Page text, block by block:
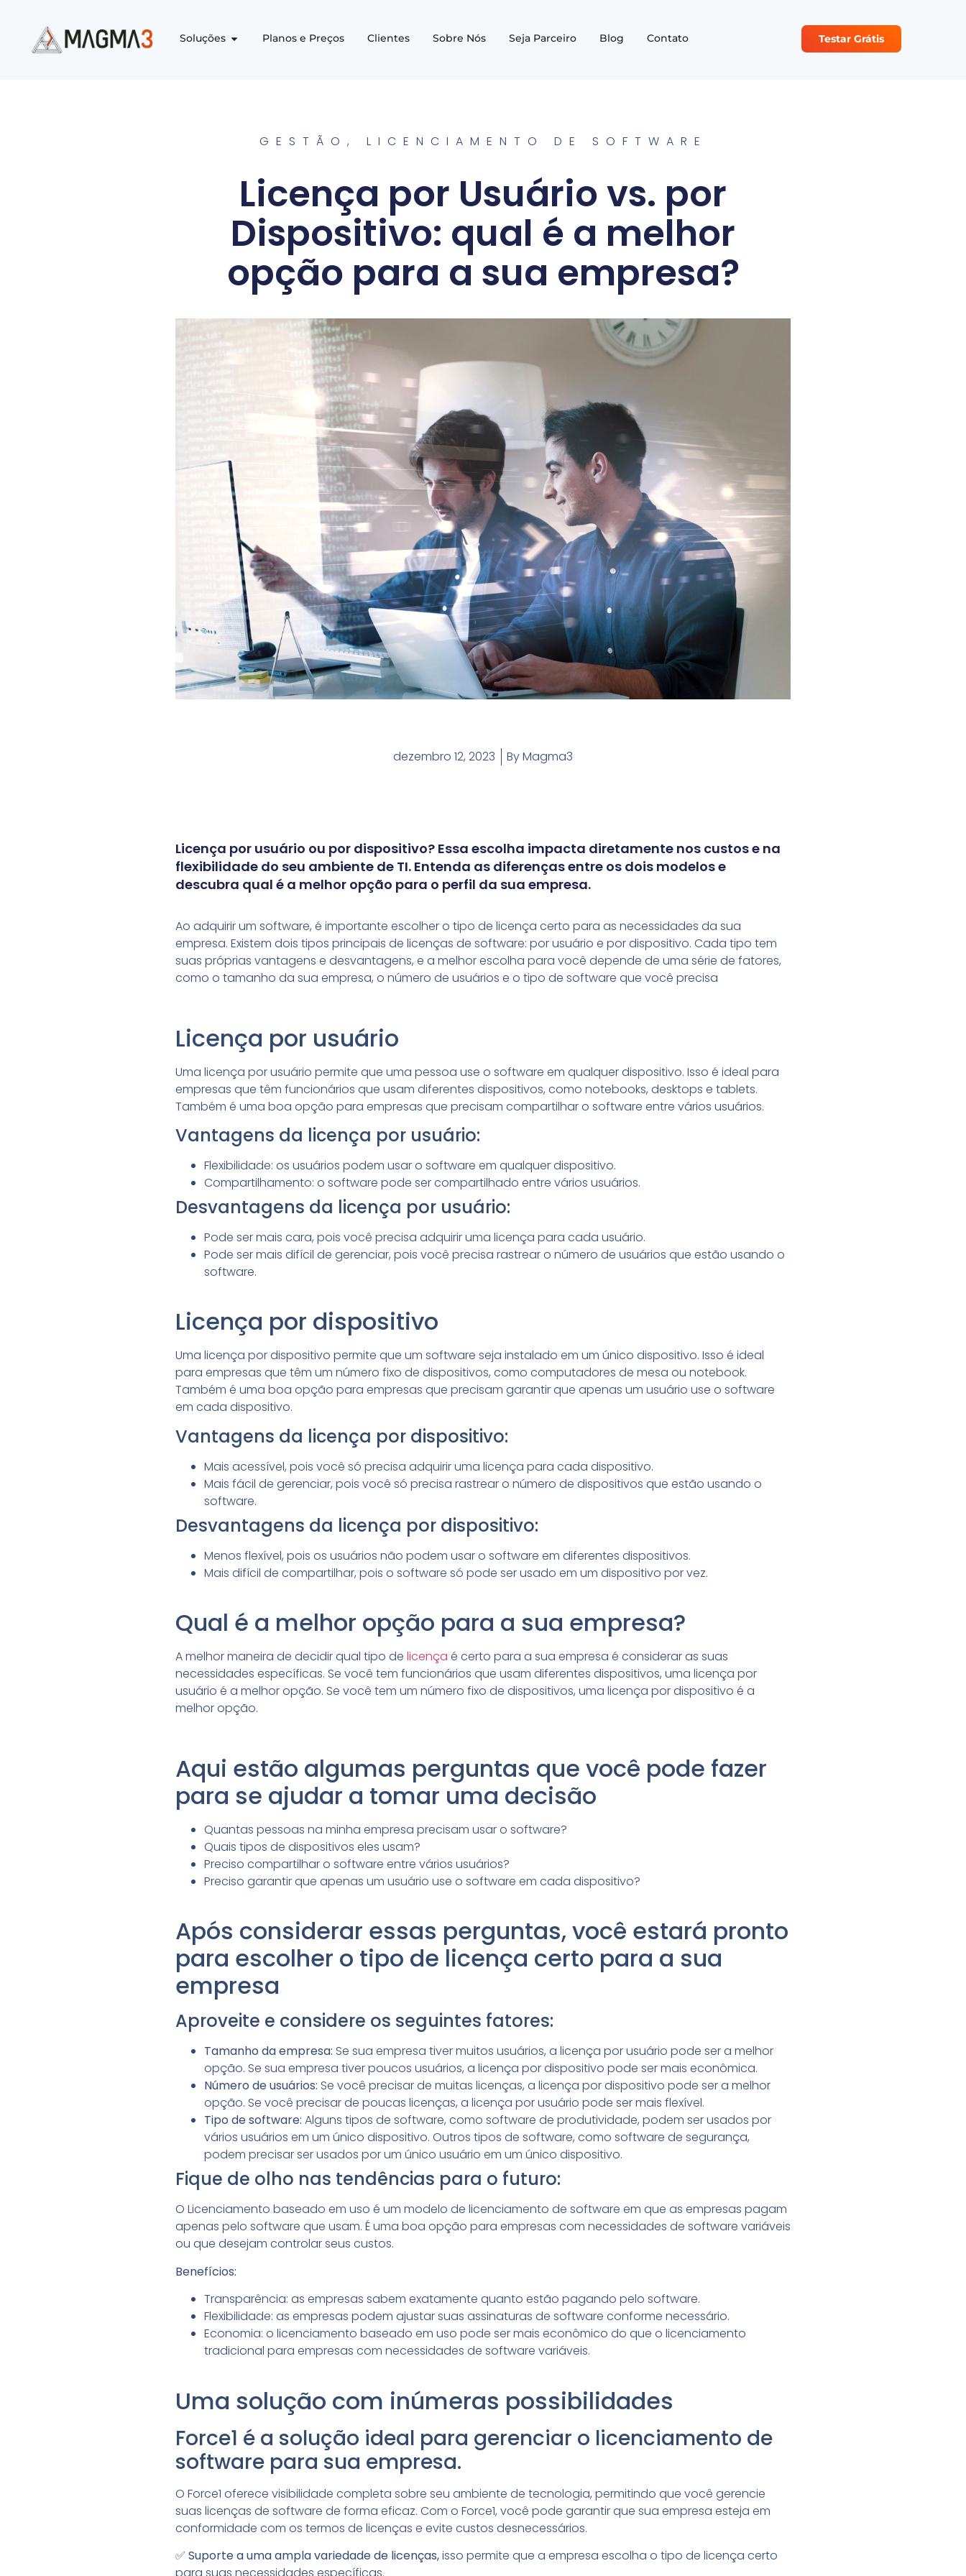
Soluções Planos e Preços Clientes Sobre Nós Seja Parceiro Blog Contato Testar Grátis
GESTÃO , LICENCIAMENTO DE SOFTWARE
Licença por Usuário vs. por
Dispositivo: qual é a melhor
opção para a sua empresa?
dezembro 12, 2023 ByMagma3
Licença por usuário ou por dispositivo? Essa escolha impacta diretamente nos custos e na
flexibilidade do seu ambiente de TI. Entenda as diferenças entre os dois modelos e
descubra qual é a melhor opção para o perfil da sua empresa.
Ao adquirir um software, é importante escolher o tipo de licença certo para as necessidades da sua
empresa. Existem dois tipos principais de licenças de software: por usuário e por dispositivo. Cada tipo tem
suas próprias vantagens e desvantagens, e a melhor escolha para você depende de uma série de fatores,
como o tamanho da sua empresa, o número de usuários e o tipo de software que você precisa
Licença por usuário
Uma licença por usuário permite que uma pessoa use o software em qualquer dispositivo. Isso é ideal para
empresas que têm funcionários que usam diferentes dispositivos, como notebooks, desktops e tablets.
Também é uma boa opção para empresas que precisam compartilhar o software entre vários usuários.
Vantagens da licença por usuário:
Flexibilidade: os usuários podem usar o software em qualquer dispositivo.
Compartilhamento: o software pode ser compartilhado entre vários usuários.
Desvantagens da licença por usuário:
Pode ser mais cara, pois você precisa adquirir uma licença para cada usuário.
Pode ser mais difícil de gerenciar, pois você precisa rastrear o número de usuários que estão usando o
software.
Licença por dispositivo
Uma licença por dispositivo permite que um software seja instalado em um único dispositivo. Isso é ideal
para empresas que têm um número fixo de dispositivos, como computadores de mesa ou notebook.
Também é uma boa opção para empresas que precisam garantir que apenas um usuário use o software
em cada dispositivo.
Vantagens da licença por dispositivo:
Mais acessível, pois você só precisa adquirir uma licença para cada dispositivo.
Mais fácil de gerenciar, pois você só precisa rastrear o número de dispositivos que estão usando o
software.
Desvantagens da licença por dispositivo:
Menos flexível, pois os usuários não podem usar o software em diferentes dispositivos.
Mais difícil de compartilhar, pois o software só pode ser usado em um dispositivo por vez.
Qual é a melhor opção para a sua empresa?
A melhor maneira de decidir qual tipo de licença é certo para a sua empresa é considerar as suas
necessidades específicas. Se você tem funcionários que usam diferentes dispositivos, uma licença por
usuário é a melhor opção. Se você tem um número fixo de dispositivos, uma licença por dispositivo é a
melhor opção.
Aqui estão algumas perguntas que você pode fazer
para se ajudar a tomar uma decisão
Quantas pessoas na minha empresa precisam usar o software?
Quais tipos de dispositivos eles usam?
Preciso compartilhar o software entre vários usuários?
Preciso garantir que apenas um usuário use o software em cada dispositivo?
Após considerar essas perguntas, você estará pronto
para escolher o tipo de licença certo para a sua
empresa
Aproveite e considere os seguintes fatores:
Tamanho da empresa: Se sua empresa tiver muitos usuários, a licença por usuário pode ser a melhor
opção. Se sua empresa tiver poucos usuários, a licença por dispositivo pode ser mais econômica.
Número de usuários: Se você precisar de muitas licenças, a licença por dispositivo pode ser a melhor
opção. Se você precisar de poucas licenças, a licença por usuário pode ser mais flexível.
Tipo de software: Alguns tipos de software, como software de produtividade, podem ser usados por
vários usuários em um único dispositivo. Outros tipos de software, como software de segurança,
podem precisar ser usados por um único usuário em um único dispositivo.
Fique de olho nas tendências para o futuro:
O Licenciamento baseado em uso é um modelo de licenciamento de software em que as empresas pagam
apenas pelo software que usam. É uma boa opção para empresas com necessidades de software variáveis
ou que desejam controlar seus custos.
Benefícios:
Transparência: as empresas sabem exatamente quanto estão pagando pelo software.
Flexibilidade: as empresas podem ajustar suas assinaturas de software conforme necessário.
Economia: o licenciamento baseado em uso pode ser mais econômico do que o licenciamento
tradicional para empresas com necessidades de software variáveis.
Uma solução com inúmeras possibilidades
Force1 é a solução ideal para gerenciar o licenciamento de
software para sua empresa.
O Force1 oferece visibilidade completa sobre seu ambiente de tecnologia, permitindo que você gerencie
suas licenças de software de forma eficaz. Com o Force1, você pode garantir que sua empresa esteja em
conformidade com os termos de licenças e evite custos desnecessários.
✅ Suporte a uma ampla variedade de licenças,isso permite que a empresa escolha o tipo de licença certo